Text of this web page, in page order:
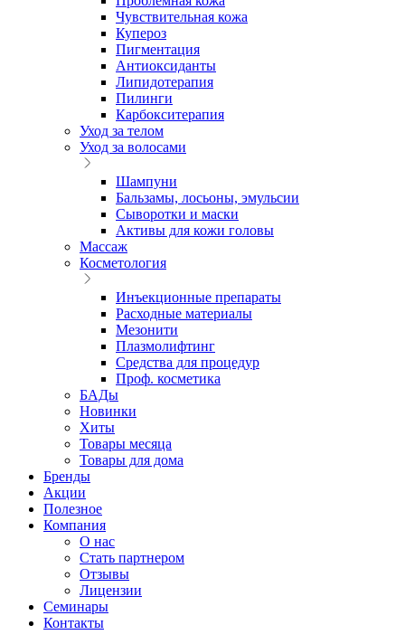
Чувствительная кожа
Купероз
Пигментация
Антиоксиданты
Липидотерапия
Пилинги
Карбокситерапия
Уход за телом
Уход за волосами
Шампуни
Бальзамы, лосьоны, эмульсии
Сыворотки и маски
Активы для кожи головы
Массаж
Косметология
Инъекционные препараты
Расходные материалы
Мезонити
Плазмолифтинг
Средства для процедур
Проф. косметика
БАДы
Новинки
Хиты
Товары месяца
Товары для дома
Бренды
Акции
Полезное
Компания
О нас
Стать партнером
Отзывы
Лицензии
Семинары
Контакты